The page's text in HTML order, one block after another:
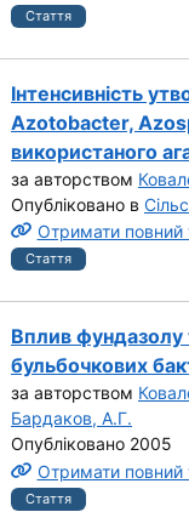
Стаття
під номером 5
Інтенсивність
Azotobacter,
використаного
за авторством
Опубліковано в
Отримати повний
Стаття
під номером 6
Вплив фундазолу
бульбочкових
за авторством
Бардаков, А.Г.
Опубліковано 2005
Отримати повний
Стаття